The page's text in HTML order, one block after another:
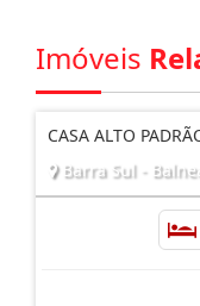
Imóveis
CASA ALTO
Barra Sul -